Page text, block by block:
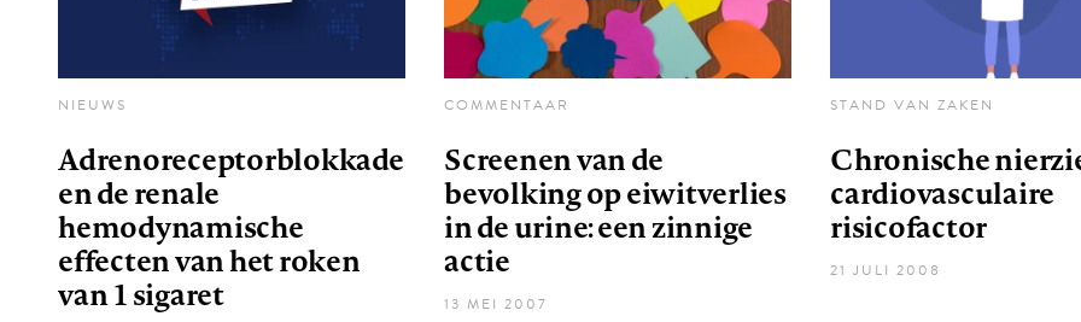
NIEUWS
Adrenoreceptorblokkade
en de renale
hemodynamische
effecten van het roken
van 1 sigaret
COMMENTAAR
Screenen van de
bevolking op eiwitverlies
in de urine: een zinnige
actie
13 MEI 2007
STAND VAN ZAKEN
Chronische
cardiovasculaire
risicofactor
21 JULI 2008